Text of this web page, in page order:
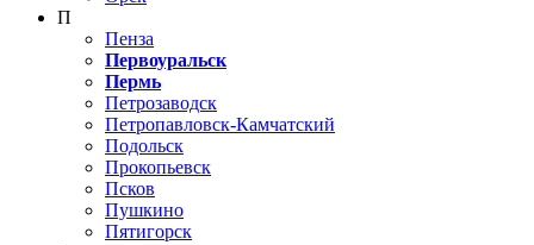
П
Пенза
Первоуральск
Пермь
Петрозаводск
Петропавловск-Камчатский
Подольск
Прокопьевск
Псков
Пушкино
Пятигорск